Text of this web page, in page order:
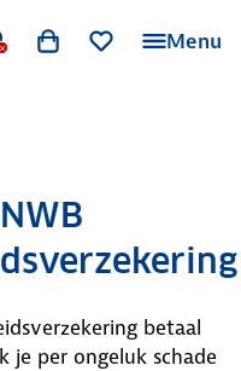
Menu
betaal
je per ongeluk schade